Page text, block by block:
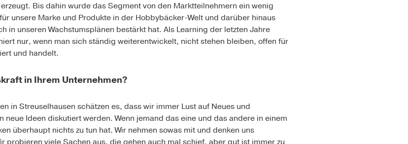
Bis dahin wurde das Segment von den Marktteilnehmern ein wenig
unsere Marke und Produkte in der Hobbybäcker-Welt und darüber hinaus
in unseren Wachstumsplänen bestärkt hat. Als Learning der letzten Jahre
nur, wenn man sich ständig weiterentwickelt, nicht stehen bleiben, offen für
und handelt.
in Ihrem Unternehmen?
in Streuselhausen schätzen es, dass wir immer Lust auf Neues und
neue Ideen diskutiert werden. Wenn jemand das eine und das andere in einem
überhaupt nichts zu tun hat. Wir nehmen sowas mit und denken uns